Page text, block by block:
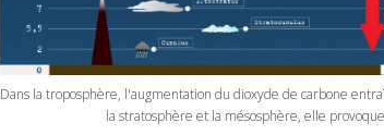
Dans la troposphère, l'augmentation du dioxyde de carbone
la stratosphère et la mésosphère, elle